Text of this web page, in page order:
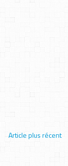
Article plus récent